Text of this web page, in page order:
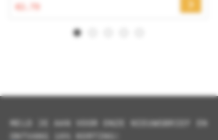
€2.79
MELD JE AAN VOOR ONZE NIEUWSBRIEF EN
ONTVANG 10% KORTING!